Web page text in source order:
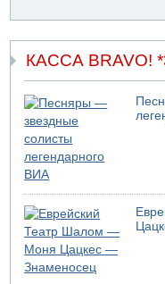
коррупционных
КАССА BRAVO!